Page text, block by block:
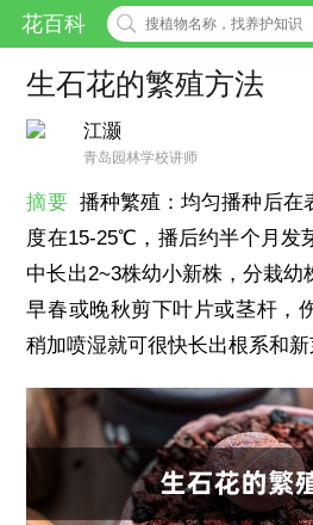
花百科
生石花的繁殖方法
江灏
青岛园林学校讲师
摘要 播种繁殖：均匀播种后在
度在15-25℃，播后约半个月发
中长出2~3株幼小新株，分栽幼
早春或晚秋剪下叶片或茎杆，
稍加喷湿就可很快长出根系和